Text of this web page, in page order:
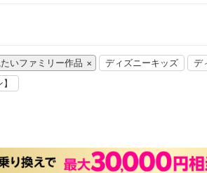
いファミリー作品 ディズニーキッズ
デ